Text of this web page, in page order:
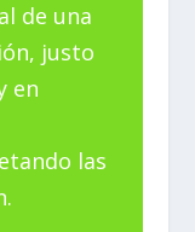
de una
justo
en
las